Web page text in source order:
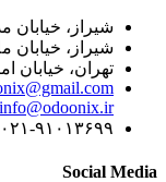
شیراز، خیابان
شیراز، خیابان
تهران، خیابان
info@odoonix.ir
۰۲۱-۹۱۰۱۳۶۹۹ / ۰۹۹۶۱۲۳۹۷۴۶ / ۰۹۱۰۱۹۸۱۷۱۳-۱۴
Social Media